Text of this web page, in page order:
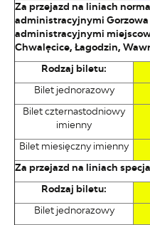
Za przejazd na liniach
administracyjnymi
administracyjnymi
Chwalęcice, Łagodzin,
Rodzaj biletu:
Bilet jednorazowy
Bilet czternastodniowy
imienny
Bilet miesięczny imienny
Za przejazd na liniach
Rodzaj biletu:
Bilet jednorazowy